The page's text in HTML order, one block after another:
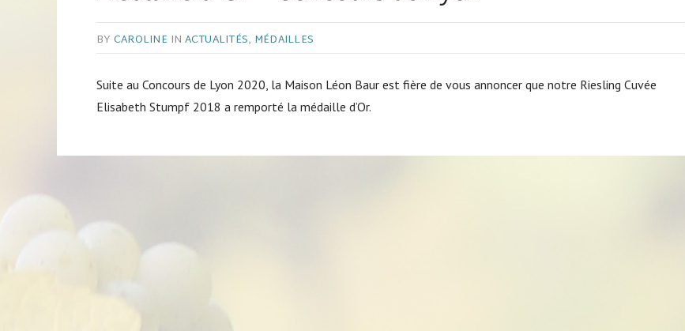
BY CAROLINE IN ACTUALITÉS, MÉDAILLES
Suite au Concours de Lyon 2020, la Maison Léon Baur est fière de vous annoncer que notre Riesling Cuvée
Elisabeth Stumpf 2018 a remporté la médaille d’Or.